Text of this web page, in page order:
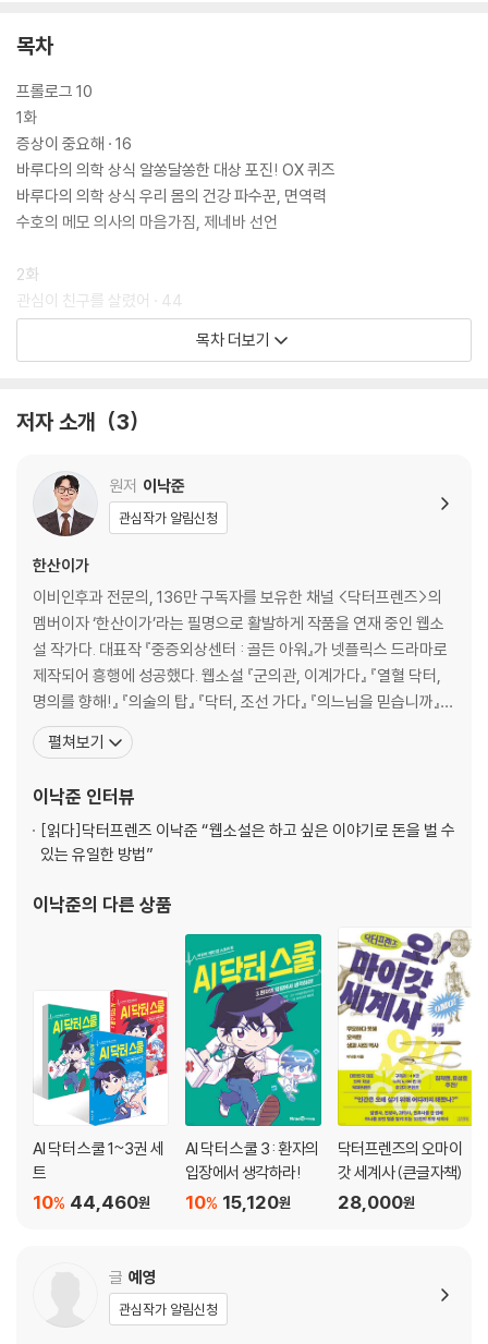
목차
프롤로그 10
1화
증상이 중요해 · 16
바루다의 의학 상식 알쏭달쏭한 대상 포진! OX 퀴즈
바루다의 의학 상식 우리 몸의 건강 파수꾼, 면역력
수호의 메모 의사의 마음가짐, 제네바 선언
2화
관심이 친구를 살렸어 · 44
바루다의 의학 상식 유전자 변이로 생기는 질병들
수호의 메모 병원에서 일하는 사람들
결정적인 증거 · 74
바루다의 의학 상식 풍토병인 쯔쯔가무시병
닥터 류진원의 다이어리 우리나라 소아 청소년과의 역사
닥터 류진원의 다이어리 우리나라 최초의 소아과 의사
4화
살이 빠진 이유 · 102
바루다의 의학 상식 조심해야 하는 당뇨병
바루다의 의학 상식 혈당을 조절하는 인슐린의 발견
바루다의 의학 상식 관리가 필요한 당뇨병
5화
바루다의 의학 상식 아나필락시스 예방하기
수호의 메모 아나필락시스 환자를 만났을 때 대처법
보건실 톡톡 토크 보건 샘, 질문 있습니다!
목차 더보기
저자 소개 3
원저 이낙준
관심작가 알림신청
한산이가
이비인후과 전문의, 136만 구독자를 보유한 채널 <닥터프렌즈>의
멤버이자 ‘한산이가’라는 필명으로 활발하게 작품을 연재 중인 웹소
설 작가다. 대표작 『중증외상센터 : 골든 아워』가 넷플릭스 드라마로
제작되어 흥행에 성공했다. 웹소설 『군의관, 이계가다』 『열혈 닥터,
명의를 향해!』 『의술의 탑』 『닥터, 조선 가다』 『의느님을 믿습니까』
『중증외상센터 : 골든 아워』 『A.I. 닥터』 『포스트 팬데믹』 『검은 머리
영국 의사』 『중증외상센터 : 외과의사 백강혁』, 글쓰기책 『웹소설의
I 닥터 스쿨』의 감수를
펼쳐보기
이낙준 인터뷰
[읽다] 닥터프렌즈 이낙준 “웹소설은 하고 싶은 이야기로 돈을 벌 수
있는 유일한 방법”
이낙준의 다른 상품
AI 닥터 스쿨 1~3권 세
트
44,460원
10%
AI 닥터 스쿨 3 : 환자의
입장에서 생각하라!
15,120원
10%
닥터프렌즈의 오마이
갓 세계사 (큰글자책)
28,000원
글 예영
관심작가 알림신청